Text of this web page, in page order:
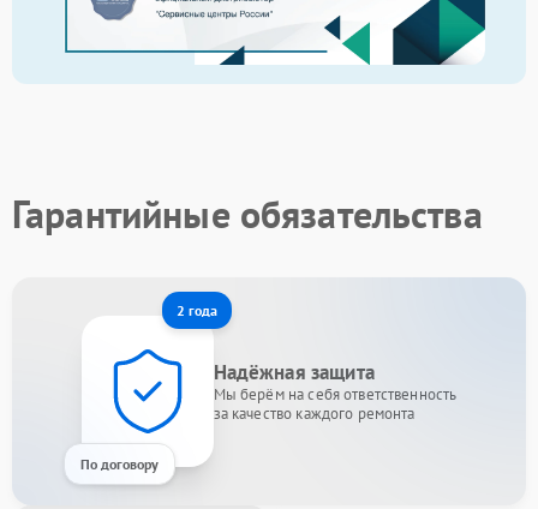
Гарантийные обязательства
2 года
По договору
Надёжная защита
Мы берём на себя ответственность
за качество каждого ремонта